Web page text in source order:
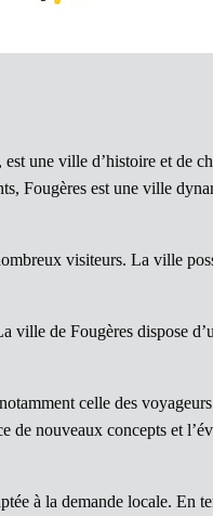
une ville d’histoire et de
Fougères est une ville
visiteurs. La ville
ville de Fougères dispose
celle des
de nouveaux concepts et
à la demande locale. En